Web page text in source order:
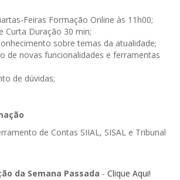
GESSNC-AP
AP Reg. Completo
GESRecrutamento
GESSIADAP III
Feiras Formação Online às 11h00;
Curta Duração 30 min;
sobre temas da atualidade;
de novas funcionalidades e ferramentas
de dúvidas;
de Contas SIIAL, SISAL e Tribunal
da Semana Passada - Clique Aqui!